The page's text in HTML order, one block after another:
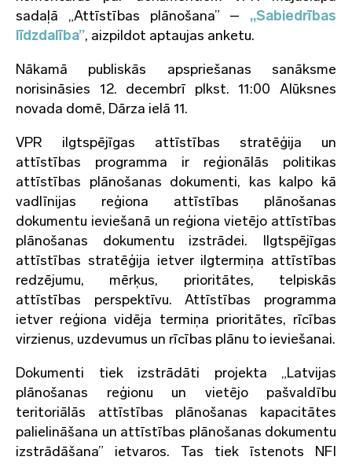
sadaļā „Attīstības plānošana” – „Sabiedrības
līdzdalība”, aizpildot aptaujas anketu.
Nākamā publiskās apspriešanas sanāksme
norisināsies 12. decembrī plkst. 11:00 Alūksnes
novada domē, Dārza ielā 11.
VPR ilgtspējīgas attīstības stratēģija un
attīstības programma ir reģionālās politikas
attīstības plānošanas dokumenti, kas kalpo kā
vadlīnijas reģiona attīstības plānošanas
dokumentu ieviešanā un reģiona vietējo attīstības
plānošanas dokumentu izstrādei. Ilgtspējīgas
attīstības stratēģija ietver ilgtermiņa attīstības
redzējumu, mērķus, prioritātes, telpiskās
attīstības perspektīvu. Attīstības programma
ietver reģiona vidēja termiņa prioritātes, rīcības
virzienus, uzdevumus un rīcības plānu to ieviešanai.
Dokumenti tiek izstrādāti projekta „Latvijas
plānošanas reģionu un vietējo pašvaldību
teritoriālās attīstības plānošanas kapacitātes
palielināšana un attīstības plānošanas dokumentu
izstrādāšana” ietvaros. Tas tiek īstenots NFI